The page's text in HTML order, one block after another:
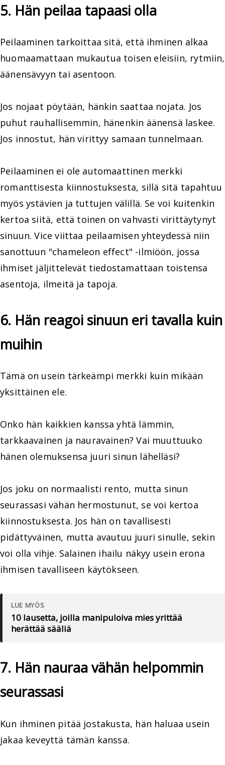
5. Hän peilaa tapaasi olla
Peilaaminen tarkoittaa sitä, että ihminen alkaa
huomaamattaan mukautua toisen eleisiin, rytmiin,
äänensävyyn tai asentoon.
Jos nojaat pöytään, hänkin saattaa nojata. Jos
puhut rauhallisemmin, hänenkin äänensä laskee.
Jos innostut, hän virittyy samaan tunnelmaan.
Peilaaminen ei ole automaattinen merkki
romanttisesta kiinnostuksesta, sillä sitä tapahtuu
myös ystävien ja tuttujen välillä. Se voi kuitenkin
kertoa siitä, että toinen on vahvasti virittäytynyt
sinuun. Vice viittaa peilaamisen yhteydessä niin
sanottuun "chameleon effect" -ilmiöön, jossa
ihmiset jäljittelevät tiedostamattaan toistensa
asentoja, ilmeitä ja tapoja.
6. Hän reagoi sinuun eri tavalla kuin
muihin
Tämä on usein tärkeämpi merkki kuin mikään
yksittäinen ele.
Onko hän kaikkien kanssa yhtä lämmin,
tarkkaavainen ja nauravainen? Vai muuttuuko
hänen olemuksensa juuri sinun lähelläsi?
Jos joku on normaalisti rento, mutta sinun
seurassasi vähän hermostunut, se voi kertoa
kiinnostuksesta. Jos hän on tavallisesti
pidättyväinen, mutta avautuu juuri sinulle, sekin
voi olla vihje. Salainen ihailu näkyy usein erona
ihmisen tavalliseen käytökseen.
LUE MYÖS
10 lausetta, joilla manipuloiva mies yrittää
herättää sääliä
7. Hän nauraa vähän helpommin
seurassasi
Kun ihminen pitää jostakusta, hän haluaa usein
jakaa keveyttä tämän kanssa.